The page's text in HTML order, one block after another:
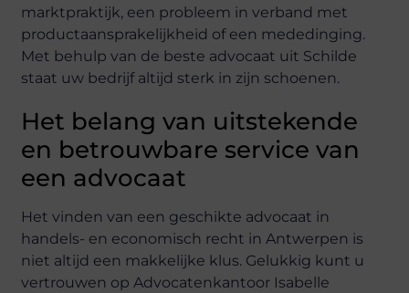
marktpraktijk, een probleem in verband met
productaansprakelijkheid of een mededinging.
Met behulp van de beste advocaat uit Schilde
staat uw bedrijf altijd sterk in zijn schoenen.
Het belang van uitstekende
en betrouwbare service van
een advocaat
Het vinden van een geschikte advocaat in
handels- en economisch recht in Antwerpen is
niet altijd een makkelijke klus. Gelukkig kunt u
vertrouwen op Advocatenkantoor Isabelle